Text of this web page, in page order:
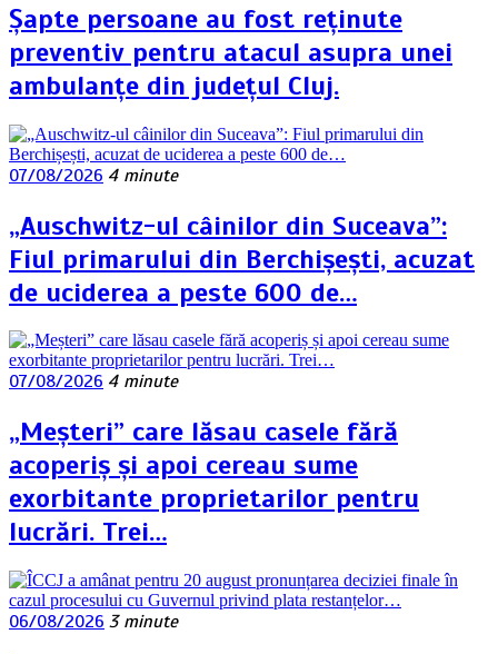
Șapte persoane au fost reținute
preventiv pentru atacul asupra unei
ambulanțe din județul Cluj.
07/08/2026 4 minute
„Auschwitz-ul câinilor din Suceava”:
Fiul primarului din Berchișești, acuzat
de uciderea a peste 600 de…
07/08/2026 4 minute
„Meșteri” care lăsau casele fără
acoperiș și apoi cereau sume
exorbitante proprietarilor pentru
lucrări. Trei…
06/08/2026 3 minute